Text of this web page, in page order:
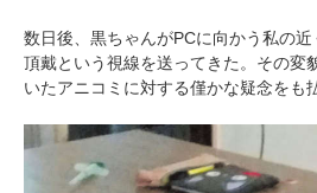
数日後、黒ちゃんがPCに向かう私の
頂戴という視線を送ってきた。その変
いたアニコミに対する僅かな疑念をも